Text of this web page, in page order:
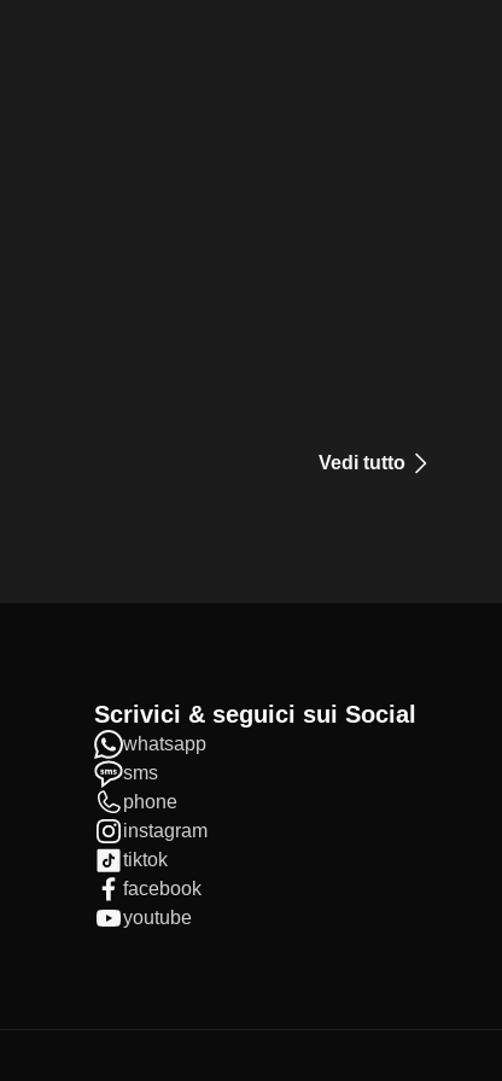
Vedi tutto
Scrivici & seguici sui Social
whatsapp
sms
phone
instagram
tiktok
facebook
youtube